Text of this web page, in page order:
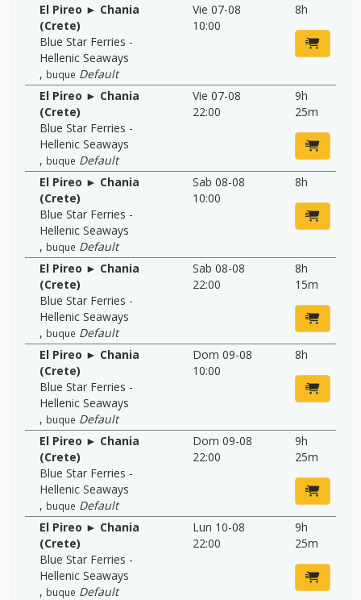
El Pireo ► Chania
(Crete)
Blue Star Ferries -
Hellenic Seaways
, buque Default
Vie 07-08
10:00
8h
El Pireo ► Chania
(Crete)
Blue Star Ferries -
Hellenic Seaways
, buque Default
Vie 07-08
22:00
9h
25m
El Pireo ► Chania
(Crete)
Blue Star Ferries -
Hellenic Seaways
, buque Default
Sab 08-08
10:00
8h
El Pireo ► Chania
(Crete)
Blue Star Ferries -
Hellenic Seaways
, buque Default
Sab 08-08
22:00
8h
15m
El Pireo ► Chania
(Crete)
Blue Star Ferries -
Hellenic Seaways
, buque Default
Dom 09-08
10:00
8h
El Pireo ► Chania
(Crete)
Blue Star Ferries -
Hellenic Seaways
, buque Default
Dom 09-08
22:00
9h
25m
El Pireo ► Chania
(Crete)
Blue Star Ferries -
Hellenic Seaways
, buque Default
Lun 10-08
22:00
9h
25m